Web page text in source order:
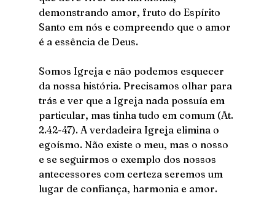
demonstrando amor, fruto do Espírito
Santo em nós e compreendo que o amor
é a essência de Deus.
Somos Igreja e não podemos esquecer
da nossa história. Precisamos olhar para
trás e ver que a Igreja nada possuía em
particular, mas tinha tudo em comum (At.
2.42-47). A verdadeira Igreja elimina o
egoísmo. Não existe o meu, mas o nosso
e se seguirmos o exemplo dos nossos
antecessores com certeza seremos um
lugar de confiança, harmonia e amor.